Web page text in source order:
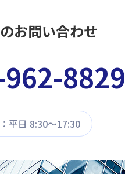
お問い合わせ
8829
平日 8:30〜17:30